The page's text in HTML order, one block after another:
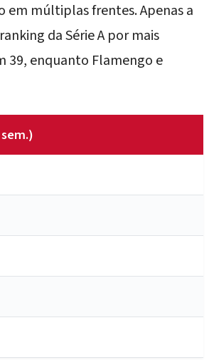
múltiplas frentes. Apenas a
da Série A por mais
39, enquanto Flamengo e